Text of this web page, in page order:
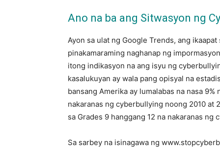
Ano na ba ang Sitwasyon ng
Ayon sa ulat ng Google Trends, ang
pinakamaraming naghanap ng
itong indikasyon na ang isyu ng
kasalukuyan ay wala pang opisyal na
bansang Amerika ay lumalabas na nasa
nakaranas ng cyberbullying noong 2010 at
sa Grades 9 hanggang 12 na nakaranas ng
Sa sarbey na isinagawa ng